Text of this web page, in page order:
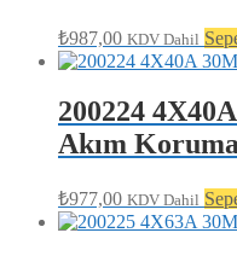
₺987,00 KDV Dahil
200224
Akım
₺977,00 KDV Dahil